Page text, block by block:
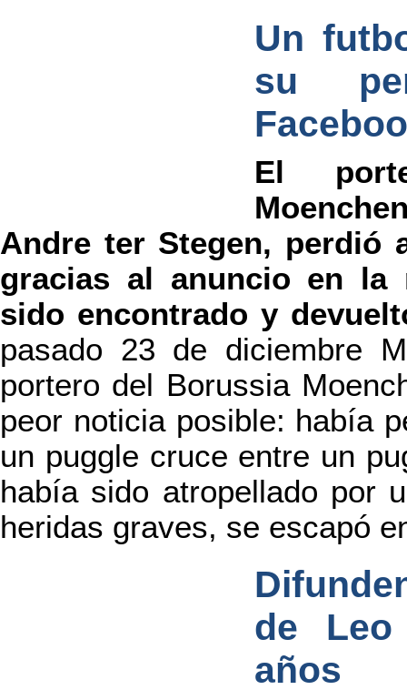
Un
su
El
Andre ter Stegen, perdió
gracias al anuncio en
sido encontrado y
pasado 23 de diciembre
portero del Borussia
peor noticia posible: había
un puggle cruce entre un
había sido atropellado por
heridas graves, se escapó
de
años